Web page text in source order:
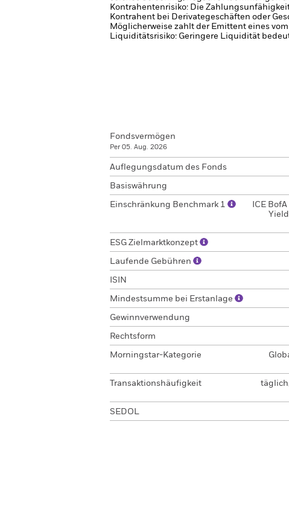
Kontrahentenrisiko: Die
Kontrahent bei Derivategeschäften oder
Möglicherweise zahlt der Emittent eines
Liquiditätsrisiko: Geringere Liquidität
Fondsvermögen
Per 05. Aug. 2026
Auflegungsdatum des Fonds
Basiswährung
Einschränkung Benchmark 1
ICE
ESG Zielmarktkonzept
Laufende Gebühren
ISIN
Mindestsumme bei Erstanlage
Gewinnverwendung
Rechtsform
Morningstar-Kategorie
Transaktionshäufigkeit
SEDOL